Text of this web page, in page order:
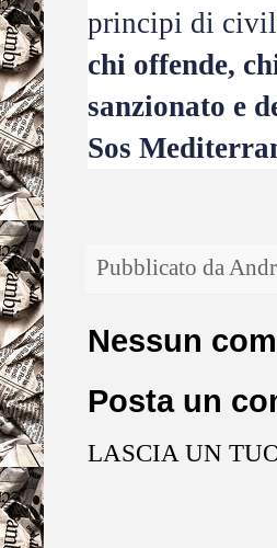
principi di
chi offende,
sanzionato e
Sos
Pubblicato da
Nessun
Posta un
LASCIA UN